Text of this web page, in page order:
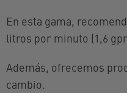
En esta gama,
litros por minuto (1,6
Además, ofrecemos
cambio.